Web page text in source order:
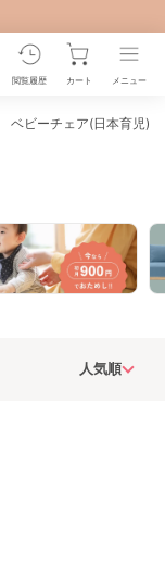
閲覧履歴 カート メニュー
ベビーチェア(日本育児)